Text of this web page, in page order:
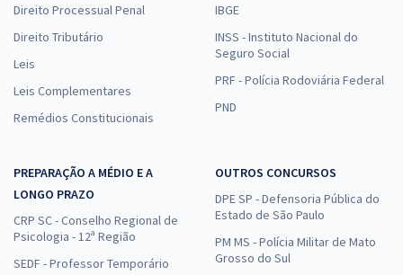
Direito Processual Penal
Direito Tributário
Leis
Leis Complementares
Remédios Constitucionais
IBGE
INSS - Instituto Nacional do
Seguro Social
PRF - Polícia Rodoviária Federal
PND
PREPARAÇÃO A MÉDIO E A
LONGO PRAZO
CRP SC - Conselho Regional de
Psicologia - 12ª Região
SEDF - Professor Temporário
OUTROS CONCURSOS
DPE SP - Defensoria Pública do
Estado de São Paulo
PM MS - Polícia Militar de Mato
Grosso do Sul